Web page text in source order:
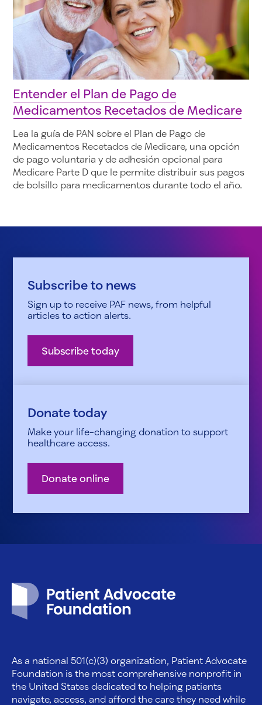
Entender el Plan de Pago de
Medicamentos Recetados de Medicare
Lea la guía de PAN sobre el Plan de Pago de
Medicamentos Recetados de Medicare, una opción
de pago voluntaria y de adhesión opcional para
Medicare Parte D que le permite distribuir sus pagos
de bolsillo para medicamentos durante todo el año.
Subscribe to news
Sign up to receive PAF news, from helpful
articles to action alerts.
Subscribe today
Donate today
Make your life-changing donation to support
healthcare access.
Donate online
As a national 501(c)(3) organization, Patient Advocate
Foundation is the most comprehensive nonprofit in
the United States dedicated to helping patients
navigate, access, and afford the care they need while